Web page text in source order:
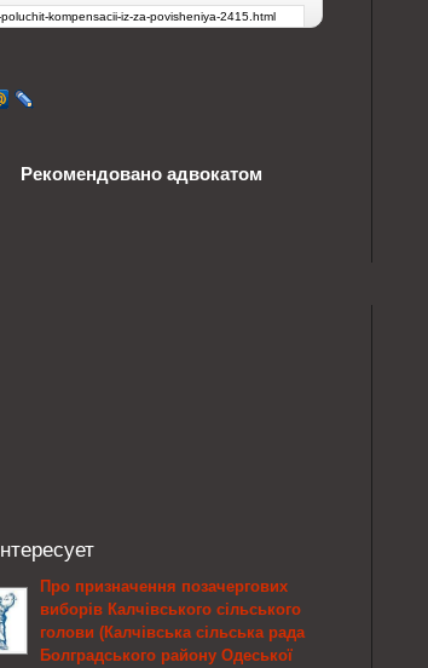
Рекомендовано адвокатом
Про призначення позачергових
виборів Калчівського сільського
голови (Калчівська сільська рада
Болградського району Одеської